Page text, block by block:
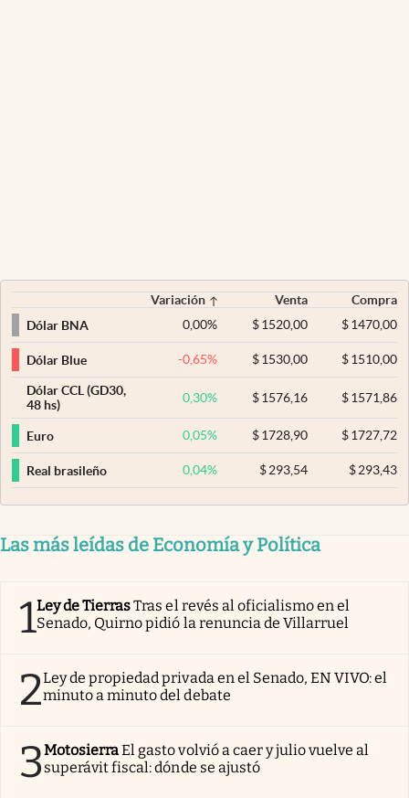
Variación Venta
Compra
Dólar BNA
0,00% $ 1520,00 $1470,00
Dólar Blue -0,65% $ 1530,00 $1510,00
Dólar CCL (GD30,
48 hs)
0,30% $ 1576,16 $1571,86
Euro 0,05% $ 1728,90 $1727,72
Real brasileño 0,04% $293,54 $293,43
Las más leídas de Economía y Política
1Ley de TierrasTras el revés al oficialismo en el
Senado, Quirno pidió la renuncia de Villarruel
2Ley de propiedad privada en el Senado, EN VIVO: el
minuto a minuto del debate
3MotosierraEl gasto volvió a caer y julio vuelve al
superávit fiscal: dónde se ajustó